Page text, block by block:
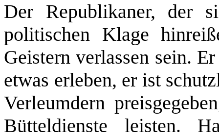
Der Republikaner, der
politischen Klage
Geistern verlassen sein.
etwas erleben, er ist
Verleumdern
Bütteldienste leisten.